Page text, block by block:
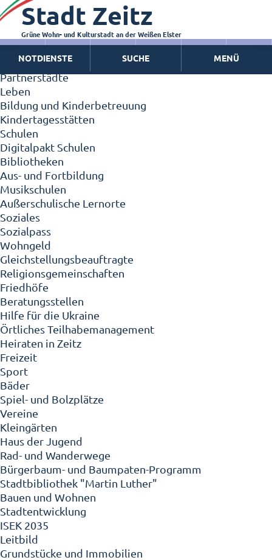
Zeitz - Die Kleinstadt
Willkommen in Zeitz!
Interview mit Oberbürgermeister Christian Thieme
Zeitz - Stadt der Zukunft
Ortschaften
Partnerstädte
Leben
Bildung und Kinderbetreuung
Kindertagesstätten
Schulen
Digitalpakt Schulen
Bibliotheken
Aus- und Fortbildung
Musikschulen
Außerschulische Lernorte
Soziales
Sozialpass
Wohngeld
Gleichstellungsbeauftragte
Religionsgemeinschaften
Friedhöfe
Beratungsstellen
Hilfe für die Ukraine
Örtliches Teilhabemanagement
Heiraten in Zeitz
Freizeit
Sport
Bäder
Spiel- und Bolzplätze
Vereine
Kleingärten
Haus der Jugend
Rad- und Wanderwege
Bürgerbaum- und Baumpaten-Programm
Stadtbibliothek "Martin Luther"
Bauen und Wohnen
Stadtentwicklung
ISEK 2035
Leitbild
Grundstücke und Immobilien
Stadt Zeitz
Grüne Wohn- und Kulturstadt an der Weißen Elster
NOTDIENSTE SUCHE MENÜ